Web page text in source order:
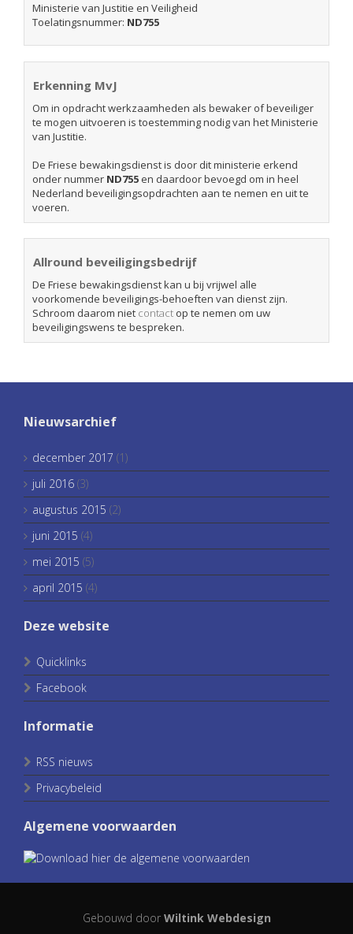
Ministerie van Justitie en Veiligheid
Toelatingsnummer: ND755
Erkenning MvJ
Om in opdracht werkzaamheden als bewaker of beveiliger
te mogen uitvoeren is toestemming nodig van het Ministerie
van Justitie.
De Friese bewakingsdienst is door dit ministerie erkend
onder nummer ND755 en daardoor bevoegd om in heel
Nederland beveiligingsopdrachten aan te nemen en uit te
voeren.
Allround beveiligingsbedrijf
De Friese bewakingsdienst kan u bij vrijwel alle
voorkomende beveiligings-behoeften van dienst zijn.
Schroom daarom niet contact op te nemen om uw
beveiligingswens te bespreken.
Nieuwsarchief
december 2017 (1)
juli 2016 (3)
augustus 2015 (2)
juni 2015 (4)
mei 2015 (5)
april 2015 (4)
Deze website
Quicklinks
Facebook
Informatie
RSS nieuws
Privacybeleid
Algemene voorwaarden
Gebouwd door Wiltink Webdesign